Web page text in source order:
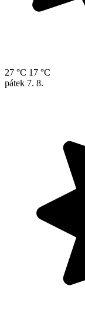
27 °C 17 °C
pátek 7. 8.